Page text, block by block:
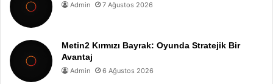
Admin 7 Ağustos 2026
Metin2 Kırmızı Bayrak: Oyunda Stratejik Bir
Avantaj
Admin 6 Ağustos 2026